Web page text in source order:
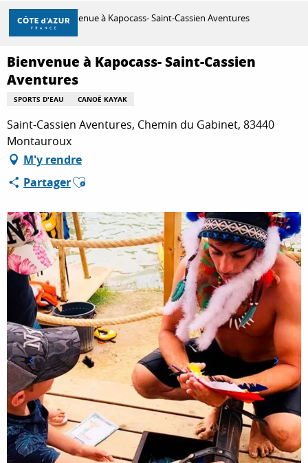
Aller
contenu
principal
DÉCOUVRIR
À FAIRE
SÉJOURNER
Accueil Bienvenue à Kapocass- Saint-Cassien Aventures
Bienvenue à Kapocass- Saint-Cassien
Aventures
SPORTS D'EAU CANOË KAYAK
Saint-Cassien Aventures, Chemin du Gabinet, 83440
Montauroux
M'y rendre
PartagerAjouter aux favoris